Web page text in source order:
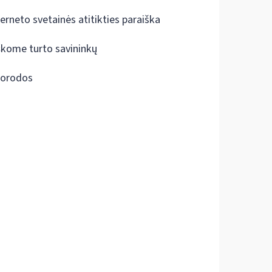
svetainės atitikties paraiška
turto savininkų